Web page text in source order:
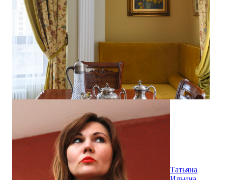
Татьяна